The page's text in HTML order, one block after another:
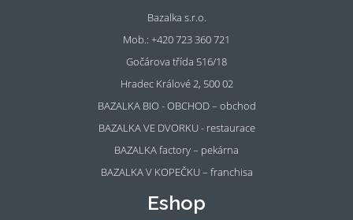
Bazalka s.r.o.
Mob.: +420 723 360 721
Gočárova třída 516/18
Hradec Králové 2, 500 02
BAZALKA BIO - OBCHOD – obchod
BAZALKA VE DVORKU - restaurace
BAZALKA factory – pekárna
BAZALKA V KOPEČKU – franchisa
Eshop